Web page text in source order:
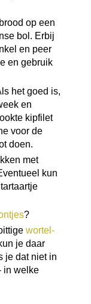
op een
bol. Erbij
en peer
en gebruik
het goed is,
en
kipfilet
voor de
doen.
met
kun
?
wortel-
je daar
je dat niet in
in welke